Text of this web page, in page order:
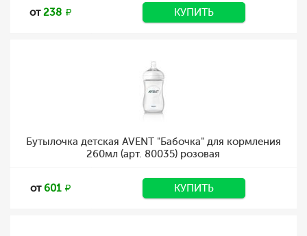
от238 КУПИТЬ
Бутылочка детская AVENT "Бабочка" для кормления
260мл (арт. 80035) розовая
от601 КУПИТЬ